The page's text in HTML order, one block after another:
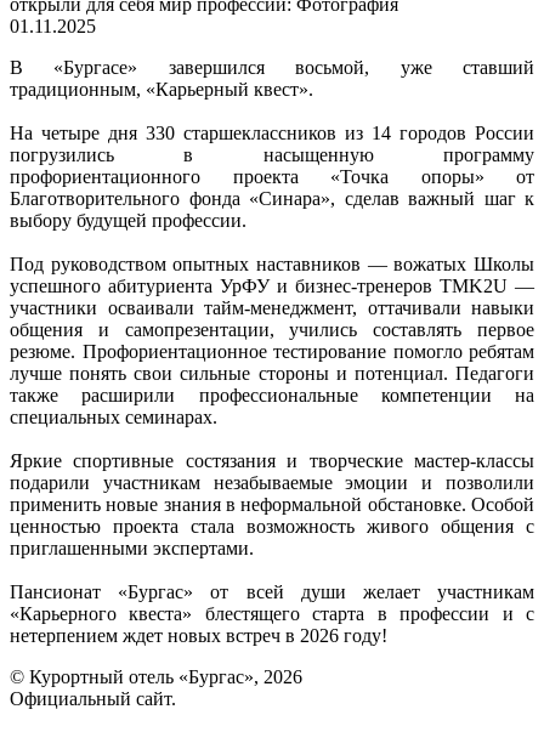
01.11.2025
В «Бургасе» завершился восьмой, уже ставший
традиционным, «Карьерный квест».
На четыре дня 330 старшеклассников из 14 городов России
погрузились в насыщенную программу
профориентационного проекта «Точка опоры» от
Благотворительного фонда «Синара», сделав важный шаг к
выбору будущей профессии.
Под руководством опытных наставников — вожатых Школы
успешного абитуриента УрФУ и бизнес-тренеров TMK2U —
участники осваивали тайм-менеджмент, оттачивали навыки
общения и самопрезентации, учились составлять первое
резюме. Профориентационное тестирование помогло ребятам
лучше понять свои сильные стороны и потенциал. Педагоги
также расширили профессиональные компетенции на
специальных семинарах.
Яркие спортивные состязания и творческие мастер-классы
подарили участникам незабываемые эмоции и позволили
применить новые знания в неформальной обстановке. Особой
ценностью проекта стала возможность живого общения с
приглашенными экспертами.
Пансионат «Бургас» от всей души желает участникам
«Карьерного квеста» блестящего старта в профессии и с
нетерпением ждет новых встреч в 2026 году!
© Курортный отель «Бургас», 2026
Официальный сайт.